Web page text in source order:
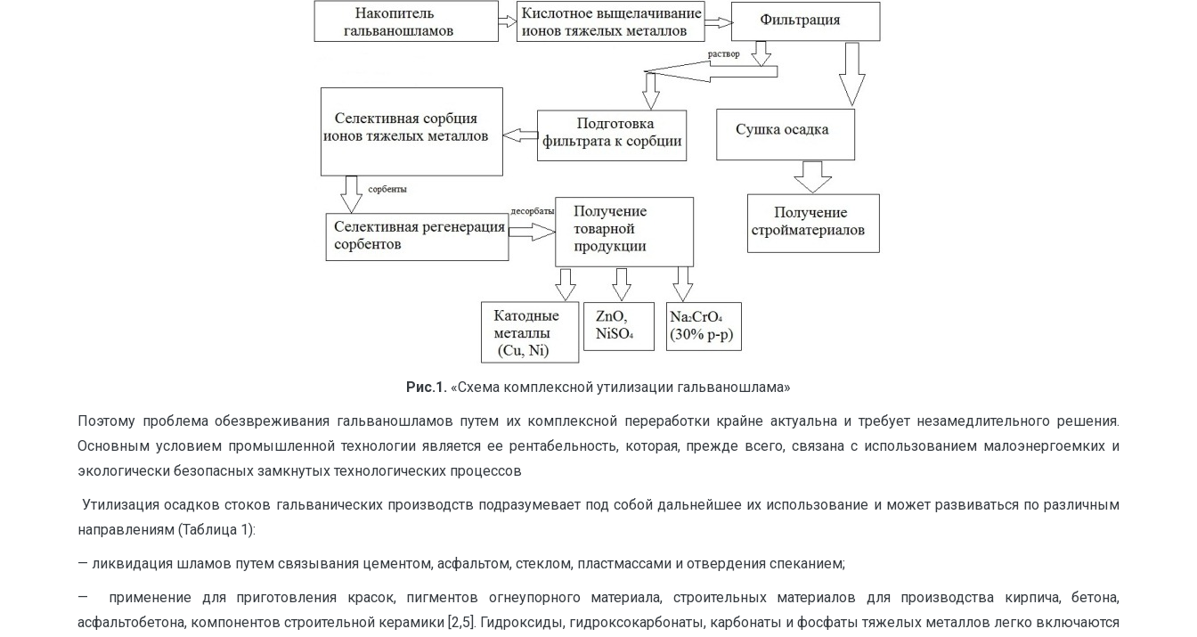
Рис.1. «Схема комплексной утилизации гальваношлама»
Поэтому проблема обезвреживания гальваношламов путем их комплексной переработки крайне актуальна и требует незамедлительного решения.
Основным условием промышленной технологии является ее рентабельность, которая, прежде всего, связана с использованием малоэнергоемких и
экологически безопасных замкнутых технологических процессов
Утилизация осадков стоков гальванических производств подразумевает под собой дальнейшее их использование и может развиваться по различным
направлениям (Таблица 1):
— ликвидация шламов путем связывания цементом, асфальтом, стеклом, пластмассами и отвердения спеканием;
— применение для приготовления красок, пигментов огнеупорного материала, строительных материалов для производства кирпича, бетона,
асфальтобетона, компонентов строительной керамики [2,5]. Гидроксиды, гидроксокарбонаты, карбонаты и фосфаты тяжелых металлов легко включаются